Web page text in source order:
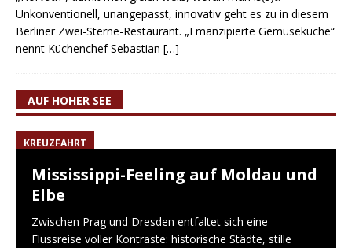
Unkonventionell, unangepasst, innovativ geht es zu in diesem
Berliner Zwei-Sterne-Restaurant. „Emanzipierte Gemüseküche“
nennt Küchenchef Sebastian […]
AUF HOHER SEE
KREUZFAHRT
Mississippi-Feeling auf Moldau und
Elbe
Zwischen Prag und Dresden entfaltet sich eine
Flussreise voller Kontraste: historische Städte, stille